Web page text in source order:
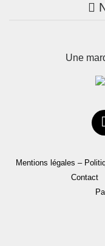
Une
Mentions légales –
Contact